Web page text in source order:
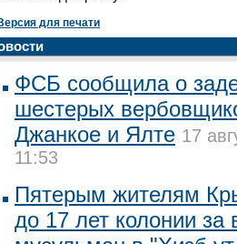
для печати
ФСБ сообщила о
шестерых
Джанкое и Ялте 17
11:53
Пятерым жителям
до 17 лет колонии за